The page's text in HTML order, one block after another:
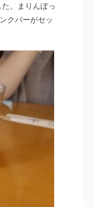
。まりんぼっ
クバーがセッ